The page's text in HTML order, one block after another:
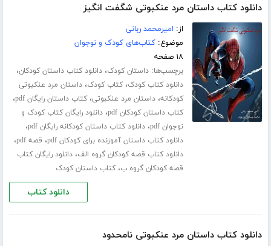
دانلود کتاب داستان مرد عنکبوتی شگفت انگیز
از: امیرمحمد ربانی
موضوع:کتاب‌های کودک و نوجوان
۱۸ صفحه
برچسب‌ها:داستان کودک،دانلود کتاب داستان کودکان،
دانلود کتاب کودک،کتاب کودک،داستان مرد عنکبوتی
کودکانه،داستان مرد عنکبوتی،کتاب داستان رایگان pdf ،
کتاب داستان کودکان pdf ،دانلود رایگان کتاب کودک و
نوجوان pdf
،دانلود کتاب داستان کودکانه رایگان pdf ،
دانلود کتاب داستان آموزنده برای کودکان pdf ، قصه pdf ،
دانلود کتاب قصه کودکان گروه الف،دانلود رایگان کتاب
قصه کودکان گروه ب،کتاب داستان کودک
دانلود کتاب
دانلود کتاب داستان مرد عنکبوتی نامحدود